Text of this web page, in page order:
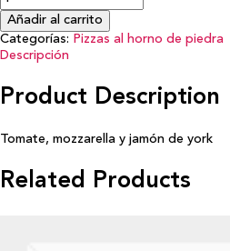
Añadir al carrito
Categorías: Pizzas al horno de piedra
Descripción
Product Description
Tomate, mozzarella y jamón de york
Related Products